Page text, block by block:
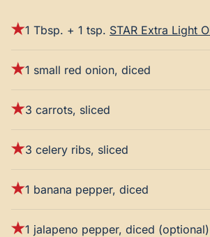
1 Tbsp. + 1 tsp. STAR Extra Light
1 small red onion, diced
3 carrots, sliced
3 celery ribs, sliced
1 banana pepper, diced
1 jalapeno pepper, diced (optional)